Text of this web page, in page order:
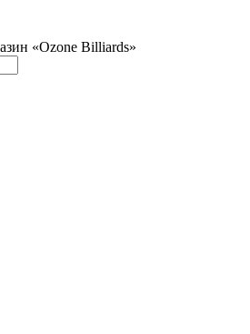
«Ozone Billiards»